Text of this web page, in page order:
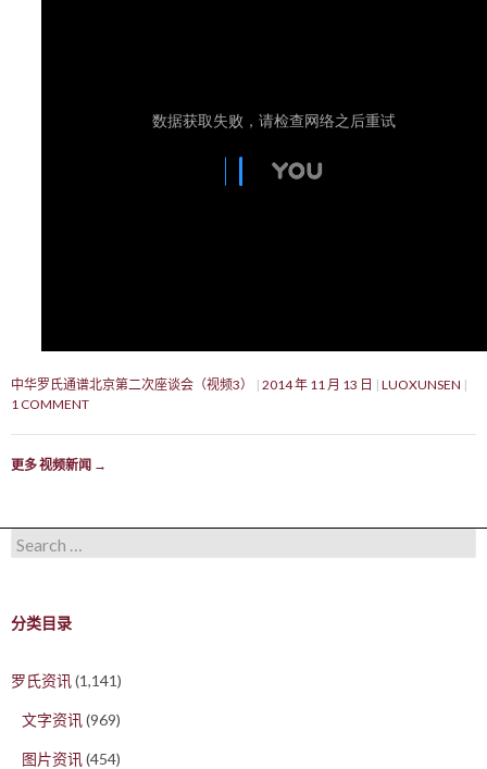
中华罗氏通谱北京第二次座谈会（视频3） 2014 年 11 月 13 日
LUOXUNSEN
1 COMMENT
更多 视频新闻 →
Search for:
分类目录
罗氏资讯(1,141)
文字资讯(969)
图片资讯(454)